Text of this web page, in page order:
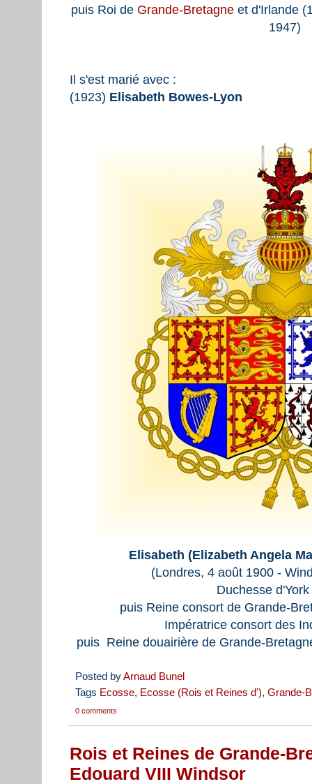
puis Roi de Grande-Bretagne et d'Irlande
1947)
Il s'est marié avec :
(1923) Elisabeth Bowes-Lyon
Elisabeth (Elizabeth Angela
(Londres, 4 août 1900 -
Duchesse
puis Reine consort de Grande-
Impératrice consort des
puis Reine douairière de Grande-
Posted byArnaud Bunel
Tags Ecosse, Ecosse (Rois et Reines d'), Grande-
0 comments
Rois et Reines de Grande-
Edouard VIII Windsor